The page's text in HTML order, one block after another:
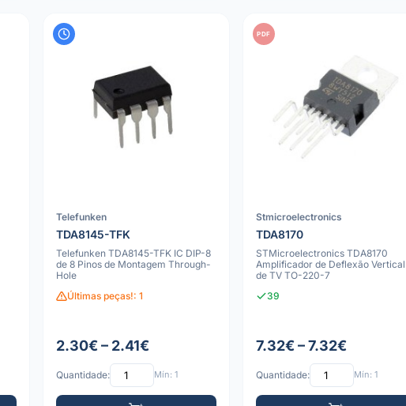
Telefunken
TDA8145-TFK
Telefunken TDA8145-TFK IC DIP-8
de 8 Pinos de Montagem Through-
Hole
Últimas peças!: 1
2.30€ – 2.41€
Quantidade: Mín: 1
PDF
Stmicroelectronics
TDA8170
STMicroelectronics TDA8170
Amplificador de Deflexão Vertical
de TV TO-220-7
39
7.32€ – 7.32€
Quantidade: Mín: 1